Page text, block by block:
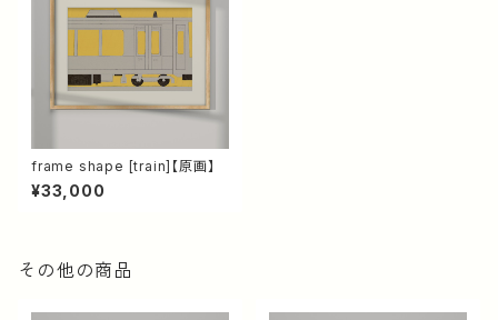
frame shape [train]【原画】
¥33,000
その他の商品